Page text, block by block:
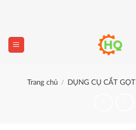
Trang chủ / DỤNG CỤ CẮT GỌT